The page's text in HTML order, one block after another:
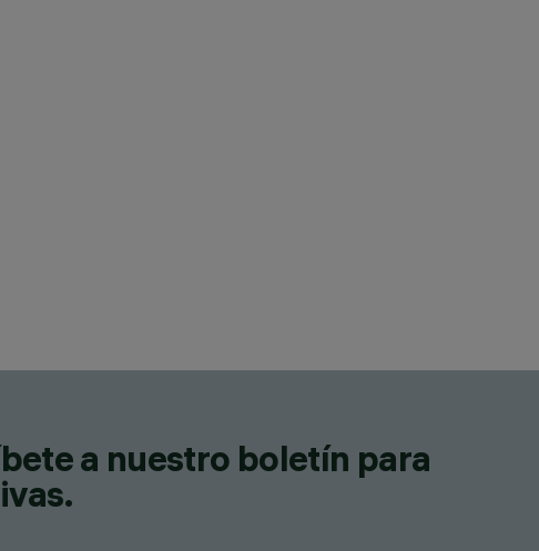
a nuestro boletín para